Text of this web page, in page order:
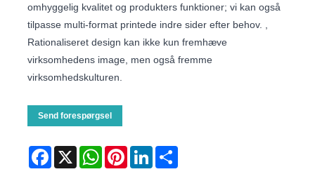
omhyggelig kvalitet og produkters funktioner; vi kan også
tilpasse multi-format printede indre sider efter behov. ,
Rationaliseret design kan ikke kun fremhæve
virksomhedens image, men også fremme
virksomhedskulturen.
Send forespørgsel
Facebook
X WhatsAppPinterestLinkedIn